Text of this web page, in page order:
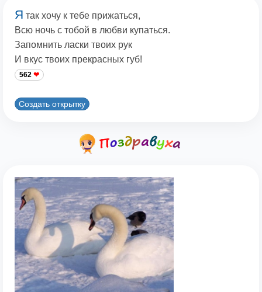
Я так хочу к тебе прижаться,
Всю ночь с тобой в любви купаться.
Запомнить ласки твоих рук
И вкус твоих прекрасных губ!
562
Создать открытку